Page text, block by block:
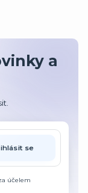
a
se
účelem